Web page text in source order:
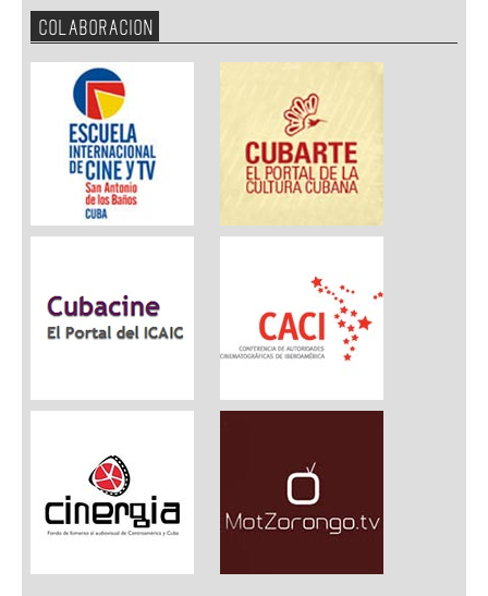
COLABORACION